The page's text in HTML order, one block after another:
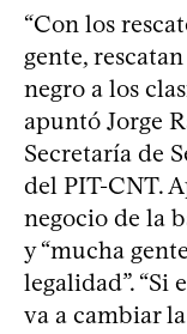
“Con los
gente,
negro a los
apuntó Jorge
Secretaría de
del PIT-CNT.
negocio de la
y “mucha
legalidad”. “Si
va a cambiar